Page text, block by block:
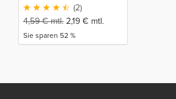
(2)
4,59€mtl. 2,19 € mtl.
Sie sparen 52 %